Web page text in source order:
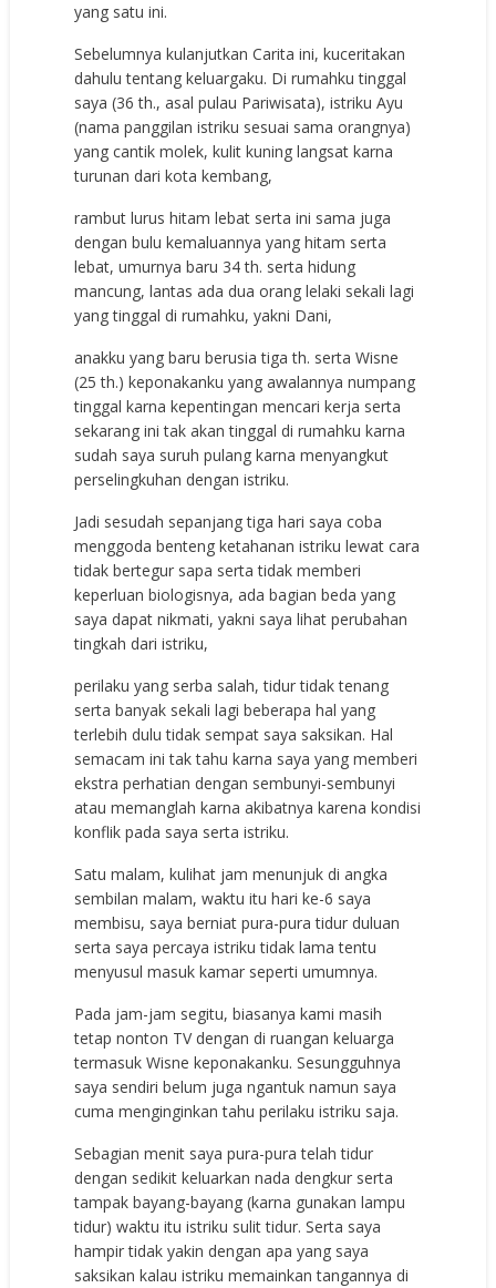
yang satu ini.
Sebelumnya kulanjutkan Carita ini, kuceritakan
dahulu tentang keluargaku. Di rumahku tinggal
saya (36 th., asal pulau Pariwisata), istriku Ayu
(nama panggilan istriku sesuai sama orangnya)
yang cantik molek, kulit kuning langsat karna
turunan dari kota kembang,
rambut lurus hitam lebat serta ini sama juga
dengan bulu kemaluannya yang hitam serta
lebat, umurnya baru 34 th. serta hidung
mancung, lantas ada dua orang lelaki sekali lagi
yang tinggal di rumahku, yakni Dani,
anakku yang baru berusia tiga th. serta Wisne
(25 th.) keponakanku yang awalannya numpang
tinggal karna kepentingan mencari kerja serta
sekarang ini tak akan tinggal di rumahku karna
sudah saya suruh pulang karna menyangkut
perselingkuhan dengan istriku.
Jadi sesudah sepanjang tiga hari saya coba
menggoda benteng ketahanan istriku lewat cara
tidak bertegur sapa serta tidak memberi
keperluan biologisnya, ada bagian beda yang
saya dapat nikmati, yakni saya lihat perubahan
tingkah dari istriku,
perilaku yang serba salah, tidur tidak tenang
serta banyak sekali lagi beberapa hal yang
terlebih dulu tidak sempat saya saksikan. Hal
semacam ini tak tahu karna saya yang memberi
ekstra perhatian dengan sembunyi-sembunyi
atau memanglah karna akibatnya karena kondisi
konflik pada saya serta istriku.
Satu malam, kulihat jam menunjuk di angka
sembilan malam, waktu itu hari ke-6 saya
membisu, saya berniat pura-pura tidur duluan
serta saya percaya istriku tidak lama tentu
menyusul masuk kamar seperti umumnya.
Pada jam-jam segitu, biasanya kami masih
tetap nonton TV dengan di ruangan keluarga
termasuk Wisne keponakanku. Sesungguhnya
saya sendiri belum juga ngantuk namun saya
cuma menginginkan tahu perilaku istriku saja.
Sebagian menit saya pura-pura telah tidur
dengan sedikit keluarkan nada dengkur serta
tampak bayang-bayang (karna gunakan lampu
tidur) waktu itu istriku sulit tidur. Serta saya
hampir tidak yakin dengan apa yang saya
saksikan kalau istriku memainkan tangannya di